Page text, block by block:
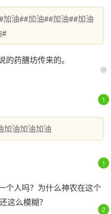
油##加油##加油##加油
#
药膳坊传来的。
1
加油加油加油
1
个人吗？为什么神农在这个
这么模糊？
2